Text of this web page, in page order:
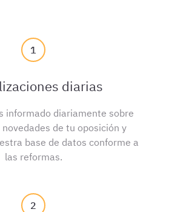
1
diarias
informado diariamente sobre
de tu oposición y
base de datos conforme a
las reformas.
2